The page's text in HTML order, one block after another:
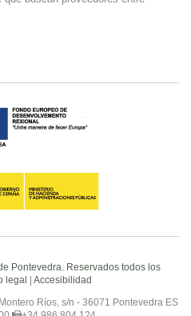
Pontevedra. Reservados todos los
legal Accesibilidad
Ríos, s/n - 36071 Pontevedra ES